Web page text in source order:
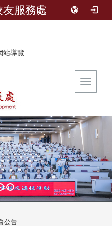
友服務處
站導覽
Toggle
公告